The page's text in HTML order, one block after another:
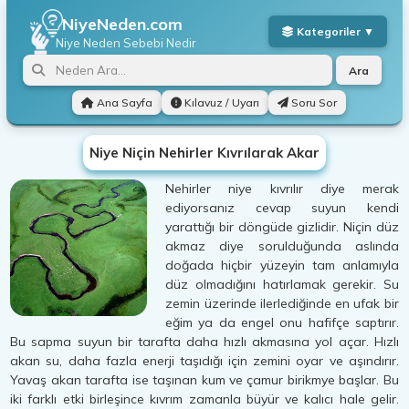
NiyeNeden.com
Niye Neden Sebebi Nedir
Ana Sayfa Kılavuz / Uyarı Soru Sor
Ara
Niye Niçin Nehirler Kıvrılarak Akar
Nehirler niye kıvrılır diye merak
ediyorsanız cevap suyun kendi
yarattığı bir döngüde gizlidir. Niçin düz
akmaz diye sorulduğunda aslında
doğada hiçbir yüzeyin tam anlamıyla
düz olmadığını hatırlamak gerekir. Su
zemin üzerinde ilerlediğinde en ufak bir
eğim ya da engel onu hafifçe saptırır.
Bu sapma suyun bir tarafta daha hızlı akmasına yol açar. Hızlı
akan su, daha fazla enerji taşıdığı için zemini oyar ve aşındırır.
Yavaş akan tarafta ise taşınan kum ve çamur birikmye başlar. Bu
iki farklı etki birleşince kıvrım zamanla büyür ve kalıcı hale gelir.